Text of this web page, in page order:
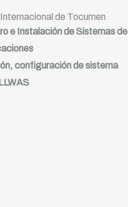
de Tocumen
e Instalación de Sistemas de
configuración de sistema